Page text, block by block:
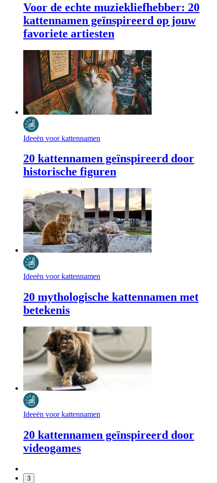
Voor de echte muziekliefhebber: 20
kattennamen geïnspireerd op jouw
favoriete artiesten
Ideeën voor kattennamen
20 kattennamen geïnspireerd door
historische figuren
Ideeën voor kattennamen
20 mythologische kattennamen met
betekenis
Ideeën voor kattennamen
20 kattennamen geïnspireerd door
videogames
3